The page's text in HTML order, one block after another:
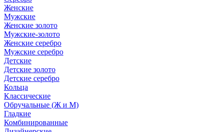
Женские
Мужские
Женские золото
Мужские-золото
Женские серебро
Мужские серебро
Детские
Детские золото
Детские серебро
Кольца
Классические
Обручальные (Ж и М)
Гладкие
Комбинированные